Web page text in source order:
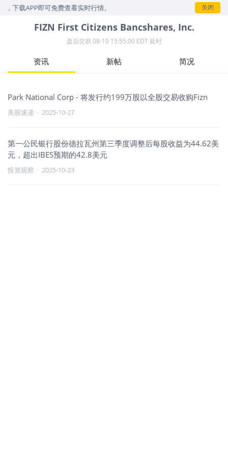
下载APP即可免费查看实时行情。 关闭
FIZN First Citizens Bancshares, Inc.
盘后交易 08-10 15:55:00 EDT 延时
资讯 新帖 简况
Park National Corp - 将发行约199万股以全股交易收购Fizn
美股速递 · 2025-10-27
第一公民银行股份德拉瓦州第三季度调整后每股收益为44.62美
元，超出IBES预期的42.8美元
投资观察 · 2025-10-23